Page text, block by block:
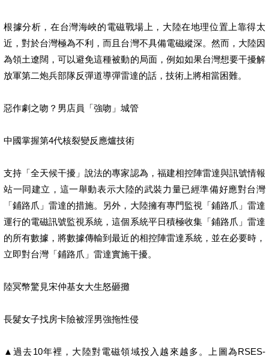
根據分析，在台灣海峽的電磁戰場上，大陸在地理位置上靠得太
近，對於台灣極為不利，而且台灣不具備電磁縱深。然而，大陸因
為領土遼闊，可以避免這種被動的局面，例如如果台灣想要干擾解
放軍第二炮兵部隊反彈道導彈雷達的話，技術上將相當困難。
惡作劇之吻？男店員「強吻」城管
中國掌握第4代核裂變反應爐技術
支持「全天候干擾」說法的專家認為，福建相控陣雷達與訊號情報
站一同建立，這一舉動表示大陸的武裝力量已經準備好應對台灣
「鋪路爪」雷達的措施。另外，大陸擁有專門監視「鋪路爪」雷達
運行的電磁訊號監視系統，這個系統平日積極收集「鋪路爪」雷達
的所有數據，將數據傳輸到最近的相控陣雷達系統，並在必要時，
立即對台灣「鋪路爪」雷達實施干擾。
陸冥幣驚見宋仲基女大生怒砸攤
長髮女子找房卡險被淫男強拖性侵
▲過去10年裡，大陸對電磁領域投入越來越多。上圖為RSES-